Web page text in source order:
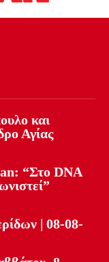
και
Αγίας
“Στο DNA
| 08-08-